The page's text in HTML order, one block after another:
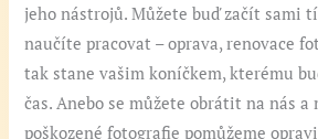
jeho nástrojů. Můžete buď začít sami
naučíte pracovat – oprava, renovace
tak stane vašim koníčkem, kterému
čas. Anebo se můžete obrátit na nás a
poškozené fotografie pomůžeme